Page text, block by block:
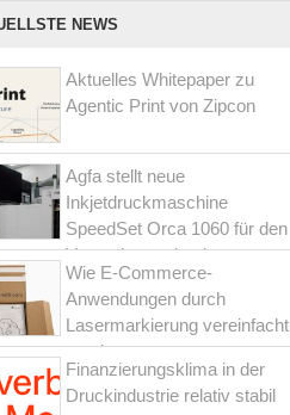
NEWS
Aktuelles Whitepaper zu
Agentic Print von Zipcon
Agfa stellt neue
Inkjetdruckmaschine
SpeedSet Orca 1060 für den
Verpackungsdruck vor
Wie E-Commerce-
Anwendungen durch
Lasermarkierung vereinfacht
werden
Finanzierungsklima in der
Druckindustrie relativ stabil